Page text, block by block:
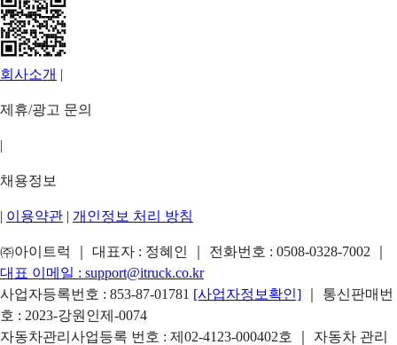
회사소개 |
제휴/광고 문의
|
채용정보
| 이용약관 | 개인정보 처리 방침
㈜아이트럭 ｜ 대표자 : 정혜인 ｜ 전화번호 : 0508-0328-7002
대표 이메일 : support@itruck.co.kr
사업자등록번호 : 853-87-01781 [사업자정보확인]
｜ 통신판매번
호 : 2023-강원인제-0074
자동차관리사업등록 번호 : 제02-4123-000402호 ｜ 자동차 관리